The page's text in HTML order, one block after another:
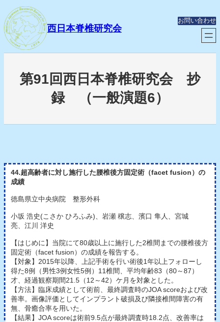
容
を
ス
キ
ッ
西日本脊椎研究会
お問い合わせ
第91回西日本脊椎研究会 抄
録 （一般演題6）
44.超高齢者に対し施行した腰椎後方固定術（facet fusion）の
成績
徳島県立中央病院 整形外科
小坂 浩史(こさか ひろふみ)、岩瀬 穣志、濱口 隼人、宮城
亮、江川 洋史
【はじめに】当院にて80歳以上に施行した2椎間までの腰椎後方
固定術（facet fusion）の成績を報告する。
【対象】2015年以降、上記手術を行い術後1年以上フォローし
得た8例（男性3例女性5例）11椎間、平均年齢83（80～87）
才、経過観察期間21.5（12～42）ケ月を対象とした。
【方法】臨床成績として術前、最終調査時のJOA scoreおよび改
善率。画像評価としてインプラント破損及び隣接椎間障害の有
無、骨癒合率を用いた。
【結果】JOA scoreは術前9.5点が最終調査時18.2点、改善率は